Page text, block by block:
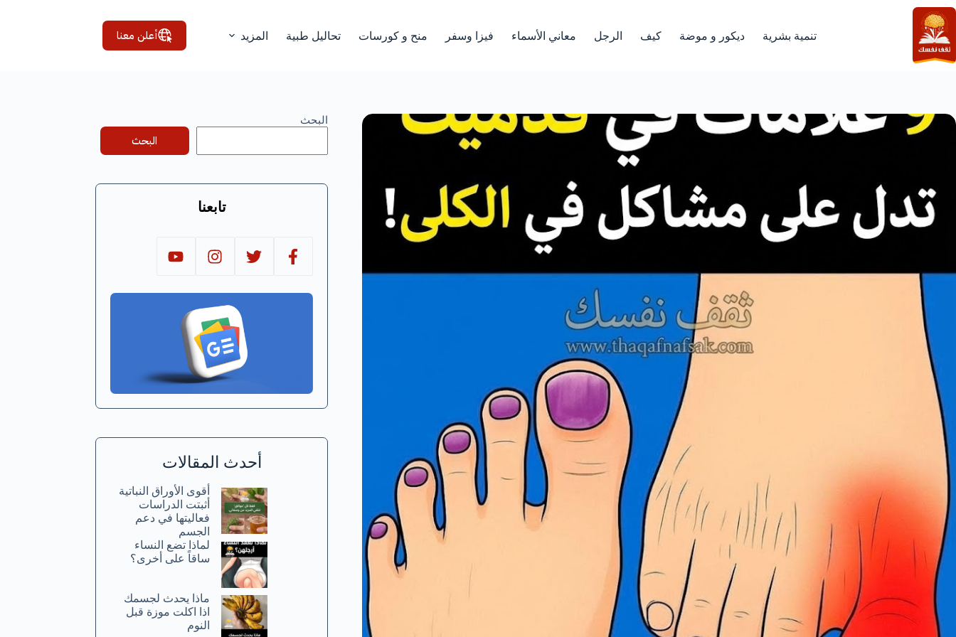
التجاوز
إلى
المحتوى
تنمية بشرية ديكور و موضة كيف الرجل معاني الأسماء فيزا وسفر منح و كورسات تحاليل طبية المزيد أعلن معنا
البحث
البحث
تابعنا
أحدث المقالات
أقوى الأوراق النباتية
أثبتت الدراسات
فعاليتها في دعم
الجسم
لماذا تضع النساء
ساقاً على أخرى؟
ماذا يحدث لجسمك
اذا اكلت موزة قبل
النوم